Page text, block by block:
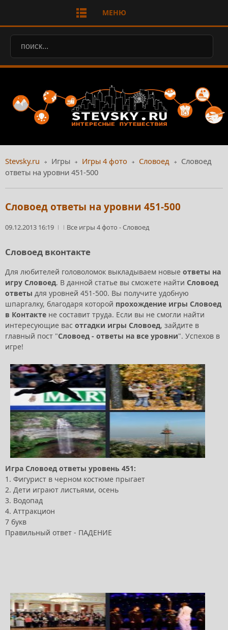
МЕНЮ
Stevsky.ru Игры Игры 4 фото Словоед
Словоед
ответы на уровни 451-500
Словоед ответы на уровни 451-500
09.12.2013 16:19 Все игры 4 фото -Словоед
Словоед вконтакте
Для любителей головоломок выкладываем новые ответы на
игру Словоед. В данной статье вы сможете найти Словоед
ответы для уровней 451-500. Вы получите удобную
шпаргалку, благодаря которой прохождение игры Словоед
в Контакте не составит труда. Если вы не смогли найти
интересующие вас отгадки игры Словоед, зайдите в
главный пост "Словоед - ответы на все уровни". Успехов в
игре!
Игра Словоед ответы уровень 451:
1. Фигурист в черном костюме прыгает
2. Дети играют листьями, осень
3. Водопад
4. Аттракцион
7 букв
Правильный ответ - ПАДЕНИЕ